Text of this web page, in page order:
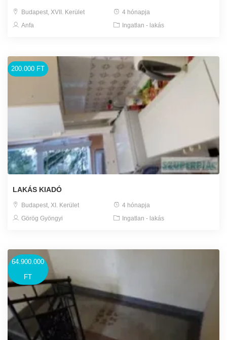
Budapest, XVII. Kerület
4 hónapja
Anfa
Ingatlan - lakás
200.000 FT
LAKÁS KIADÓ
Budapest, XI. Kerület
4 hónapja
Görög Gyöngyi
Ingatlan - lakás
64.900.000
FT